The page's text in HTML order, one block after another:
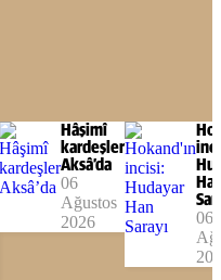
Hâşimî
kardeşler
Aksâ’da
06
Ağustos
2026
06